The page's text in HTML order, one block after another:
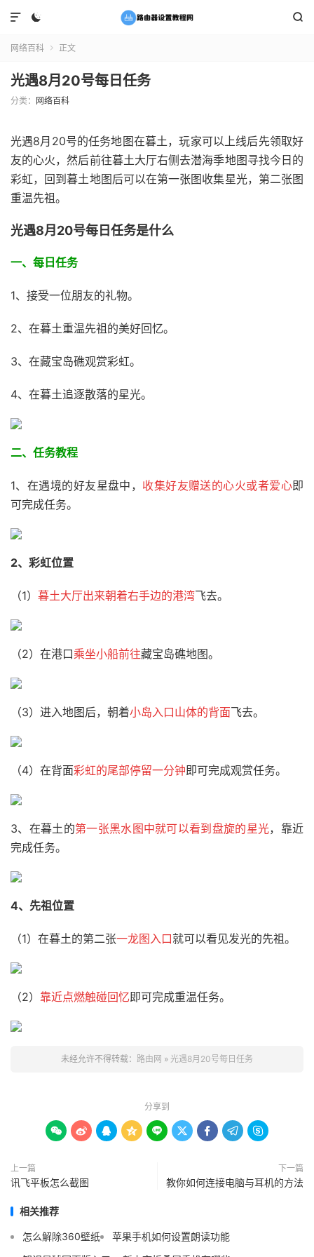
 

网络百科  正文
光遇8月20号每日任务
分类： 网络百科
光遇8月20号的任务地图在暮土，玩家可以上线后先领取好
友的心火，然后前往暮土大厅右侧去潜海季地图寻找今日的
彩虹，回到暮土地图后可以在第一张图收集星光，第二张图
重温先祖。
光遇8月20号每日任务是什么
一、每日任务
1、接受一位朋友的礼物。
2、在暮土重温先祖的美好回忆。
3、在藏宝岛礁观赏彩虹。
4、在暮土追逐散落的星光。
二、任务教程
1、在遇境的好友星盘中， 收集好友赠送的心火或者爱心即
可完成任务。
2、彩虹位置
（1） 暮土大厅出来朝着右手边的港湾飞去。
（2）在港口乘坐小船前往藏宝岛礁地图。
（3）进入地图后，朝着小岛入口山体的背面飞去。
（4）在背面彩虹的尾部停留一分钟即可完成观赏任务。
3、在暮土的第一张黑水图中就可以看到盘旋的星光，靠近
完成任务。
4、先祖位置
（1）在暮土的第二张一龙图入口就可以看见发光的先祖。
（2） 靠近点燃触碰回忆即可完成重温任务。
未经允许不得转载： 路由网 » 光遇8月20号每日任务
分享到
        
上一篇
讯飞平板怎么截图
下一篇
教你如何连接电脑与耳机的方法
相关推荐
怎么解除360壁纸
苹果手机如何设置朗读功能